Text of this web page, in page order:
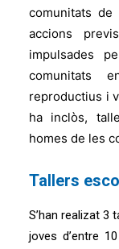
comunitats
accions
impulsades
comunitats
reproductius i
ha inclòs,
homes de les
Tallers
S’han realizat 3
joves d’entre